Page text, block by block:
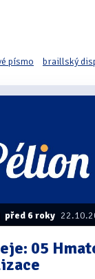
písmo braillský
před 6 roky
05